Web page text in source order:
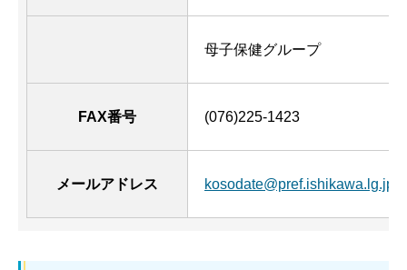
母子保健グループ
FAX番号 (076)225-1423
メールアドレス kosodate@pref.ishikawa.lg.jp